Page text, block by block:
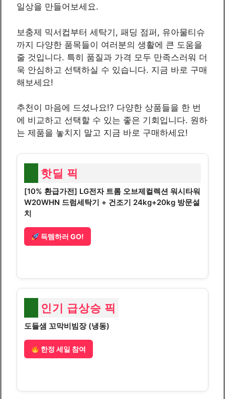
일상을 만들어보세요.
보충제 믹서컵부터 세탁기, 패딩 점퍼, 유아물티슈
까지 다양한 품목들이 여러분의 생활에 큰 도움을
줄 것입니다. 특히 품질과 가격 모두 만족스러워 더
욱 안심하고 선택하실 수 있습니다. 지금 바로 구매
해보세요!
추천이 마음에 드셨나요!? 다양한 상품들을 한 번
에 비교하고 선택할 수 있는 좋은 기회입니다. 원하
는 제품을 놓치지 말고 지금 바로 구매하세요!
핫딜 픽
[10% 환급가전] LG전자 트롬 오브제컬렉션 워시타워
W20WHN 드럼세탁기 + 건조기 24kg+20kg 방문설
치
득템하러 GO!
인기 급상승 픽
도들샘 꼬막비빔장 (냉동)
한정 세일 참여